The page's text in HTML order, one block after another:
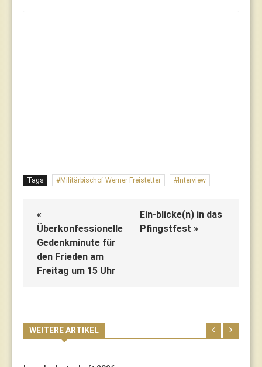
Tags Militärbischof Werner Freistetter Interview
«
Überkonfessionelle
Gedenkminute für
den Frieden am
Freitag um 15 Uhr
Ein-blicke(n) in das
Pfingstfest »
WEITERE ARTIKEL